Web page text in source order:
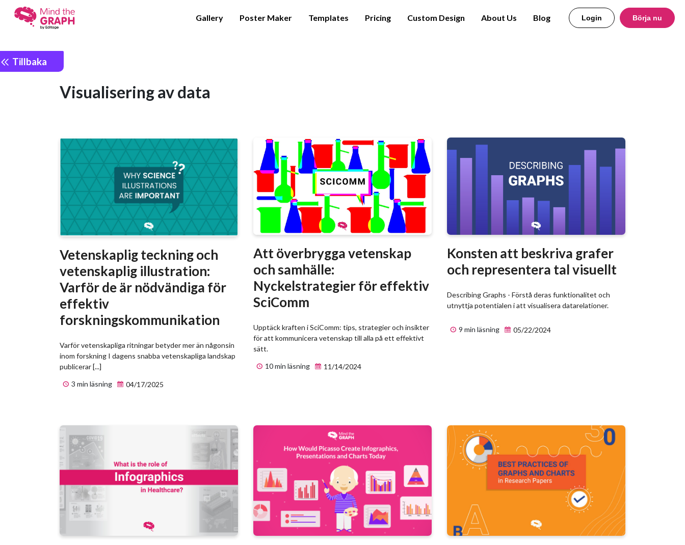
Gallery Poster Maker Templates Pricing Custom Design About Us Blog Login Börja nu
Tillbaka
Visualisering av data
Vetenskaplig teckning och
vetenskaplig illustration:
Varför de är nödvändiga för
effektiv
forskningskommunikation
Varför vetenskapliga ritningar betyder mer än någonsin
inom forskning I dagens snabba vetenskapliga landskap
publicerar [...]
3 min läsning
04/17/2025
Att överbrygga vetenskap
och samhälle:
Nyckelstrategier för effektiv
SciComm
Upptäck kraften i SciComm: tips, strategier och insikter
för att kommunicera vetenskap till alla på ett effektivt
sätt.
10 min läsning
11/14/2024
Konsten att beskriva grafer
och representera tal visuellt
Describing Graphs - Förstå deras funktionalitet och
utnyttja potentialen i att visualisera datarelationer.
9 min läsning 05/22/2024